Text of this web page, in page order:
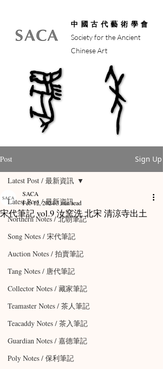
中國古代藝術學會
Society for the Ancient
Chinese Art
馬年
馬年
Post Sign Up
Latest Post / 最新資訊
Northern Notes / 北朝筆記
Song Notes / 宋代筆記
Auction Notes / 拍賣筆記
Tang Notes / 唐代筆記
Collector Notes / 藏家筆記
Teamaster Notes / 茶人筆記
Teacaddy Notes / 茶入筆記
Guardian Notes / 嘉德筆記
Poly Notes / 保利筆記
Latest Post / 最新資訊
宋代筆記 vol.9 汝窯洗 北宋 清涼寺出土
SACA
Feb 12, 20243 min read